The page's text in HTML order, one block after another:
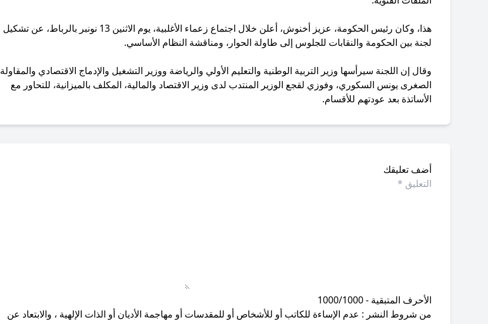
هذا، وكان رئيس الحكومة، عزيز أخنوش، أعلن خلال اجتماع زعماء الأغلبية، يوم الاثنين 13 نونبر بالرباط، عن تشكيل
لجنة بين الحكومة والنقابات للجلوس إلى طاولة الحوار، ومناقشة النظام الأساسي.
وقال إن اللجنة سيرأسها وزير التربية الوطنية والتعليم الأولي والرياضة ووزير التشغيل والإدماج الاقتصادي والمقاولة
الصغرى يونس السكوري، وفوزي لقجع الوزير المنتدب لدى وزير الاقتصاد والمالية، المكلف بالميزانية، للتحاور مع
الأساتذة بعد عودتهم للأقسام.
أضف تعليقك
الأحرف المتبقية - 1000/1000
من شروط النشر : عدم الإساءة للكاتب أو للأشخاص أو للمقدسات أو مهاجمة الأديان أو الذات الإلهية ، والابتعاد عن